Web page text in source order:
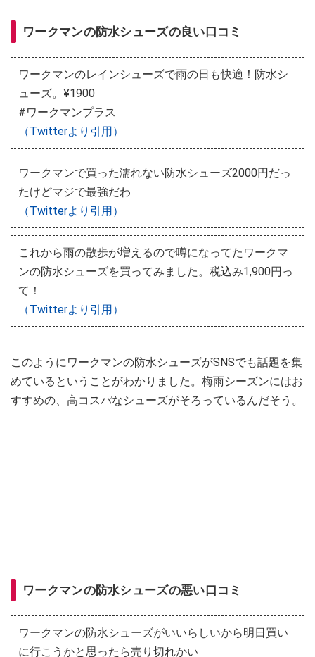
ワークマンの防水シューズの良い口コミ
ワークマンのレインシューズで雨の日も快適！防水シ
ューズ。¥1900
#ワークマンプラス
（Twitterより引用）
ワークマンで買った濡れない防水シューズ2000円だっ
たけどマジで最強だわ
（Twitterより引用）
これから雨の散歩が増えるので噂になってたワークマ
ンの防水シューズを買ってみました。税込み1,900円っ
て！
（Twitterより引用）
このようにワークマンの防水シューズがSNSでも話題を集
めているということがわかりました。梅雨シーズンにはお
すすめの、高コスパなシューズがそろっているんだそう。
ワークマンの防水シューズの悪い口コミ
ワークマンの防水シューズがいいらしいから明日買い
に行こうかと思ったら売り切れかい